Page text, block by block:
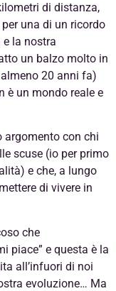
di distanza,
una di un ricordo
la nostra
un balzo molto in
20 anni fa)
è un mondo reale e
argomento con chi
scuse (io per primo
e che, a lungo
di vivere in
che
piace” e questa è la
all’infuori di noi
evoluzione… Ma